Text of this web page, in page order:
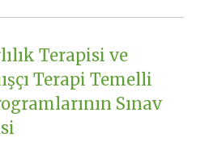
Terapisi ve
Terapi Temelli
Sınav